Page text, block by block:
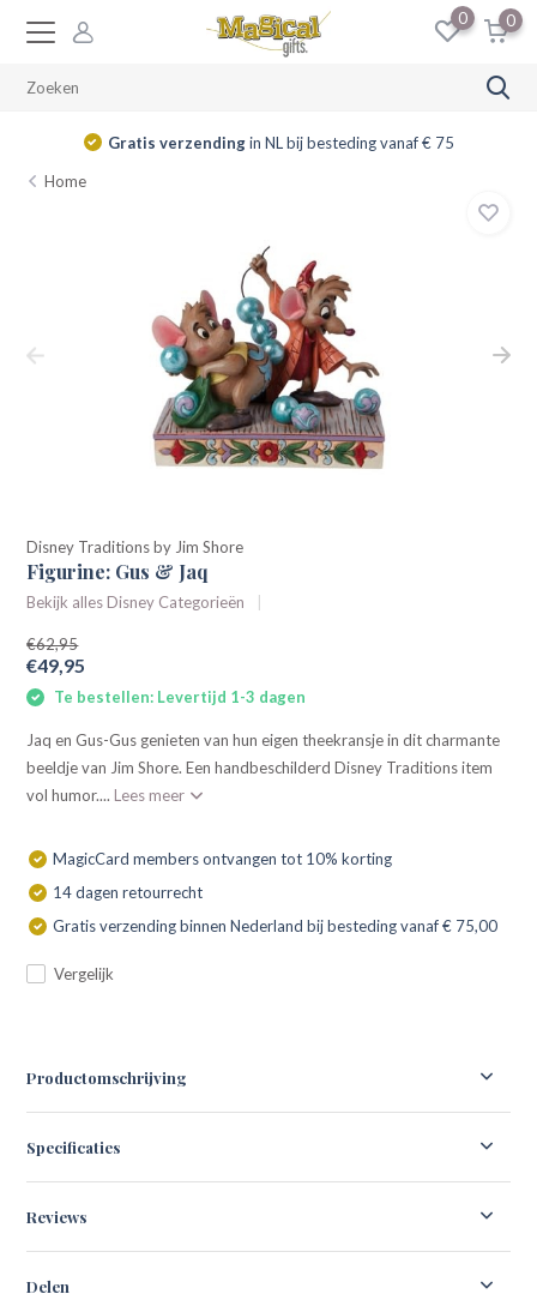
0 0
Gratis verzendingin NL bij besteding vanaf € 75
Home
Disney Traditions by Jim Shore
Figurine: Gus & Jaq
Bekijk alles Disney Categorieën
€62,95
€49,95
Te bestellen: Levertijd 1-3 dagen
Jaq en Gus-Gus genieten van hun eigen theekransje in dit charmante
beeldje van Jim Shore. Een handbeschilderd Disney Traditions item
vol humor.... Lees meer
MagicCard members ontvangen tot 10% korting
14 dagen retourrecht
Gratis verzending binnen Nederland bij besteding vanaf € 75,00
Vergelijk
Productomschrijving
Specificaties
Reviews
Delen